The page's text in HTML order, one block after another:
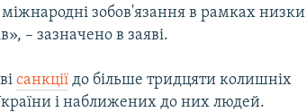
міжнародні зобов'язання в рамках низки
– зазначено в заяві.
санкції до більше тридцяти колишніх
і наближених до них людей.